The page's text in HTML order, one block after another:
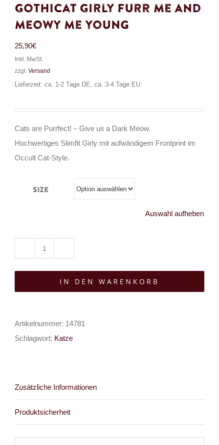
Gothicat Girly Furr me and
meowy me young
25,90€
Inkl. MwSt.
zzgl. Versand
Lieferzeit: ca. 1-2 Tage DE, ca. 3-4 Tage EU
Cats are Purrfect! – Give us a Dark Meow.
Hochwertiges Slimfit Girly mit aufwändigem Frontprint im
Occult Cat-Style.
Size
Auswahl aufheben
Girly
meowy
me
IN DEN WARENKORB
Artikelnummer: 14781
Schlagwort: Katze
Zusätzliche Informationen
Produktsicherheit